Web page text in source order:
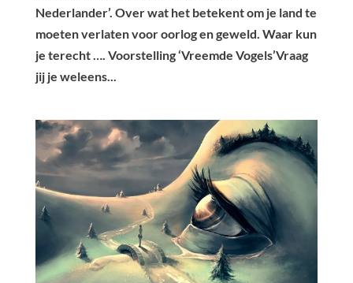
Nederlander’. Over wat het betekent om je land te
moeten verlaten voor oorlog en geweld. Waar kun
je terecht …. Voorstelling ‘Vreemde Vogels’Vraag
jij je weleens...